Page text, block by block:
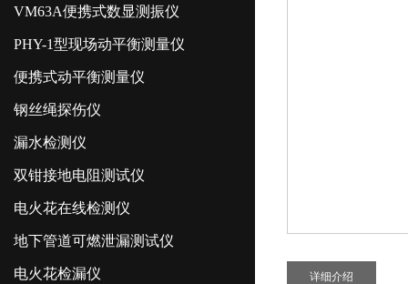
VM63A便携式数显测振仪
PHY-1型现场动平衡测量仪
便携式动平衡测量仪
钢丝绳探伤仪
漏水检测仪
双钳接地电阻测试仪
电火花在线检测仪
地下管道可燃泄漏测试仪
电火花检漏仪 详细介绍